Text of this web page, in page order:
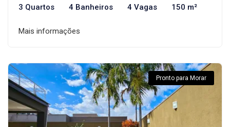
3 Quartos 4 Banheiros 4 Vagas 150 m²
Mais informações
Pronto para Morar